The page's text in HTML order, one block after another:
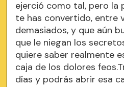
ejerció como tal, pero la
te has convertido, entre
demasiados, y que aún
que le niegan los
quiere saber realmente
caja de los dolores
días y podrás abrir esa